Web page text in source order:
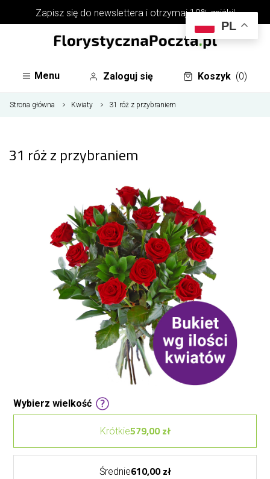
Zapisz się do newsletterai otrzymaj 10% zniżki!
Menu Zaloguj się Koszyk (0)
Strona główna Kwiaty 31 róż z przybraniem
31 róż z przybraniem
Wybierz wielkość
Krótkie579,00 zł
Średnie610,00 zł
PL